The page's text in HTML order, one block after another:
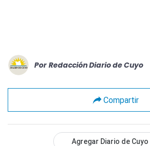
Por Redacción Diario de Cuyo
Compartir
Agregar Diario de Cuyo